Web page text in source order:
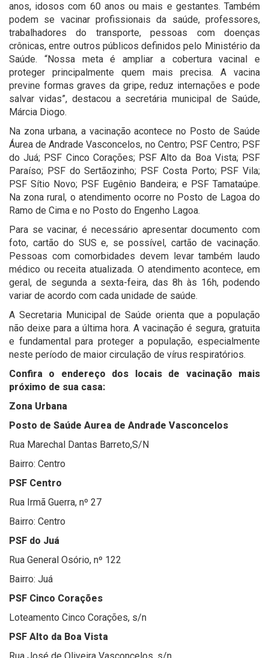
anos, idosos com 60 anos ou mais e gestantes. Também
podem se vacinar profissionais da saúde, professores,
trabalhadores do transporte, pessoas com doenças
crônicas, entre outros públicos definidos pelo Ministério da
Saúde. “Nossa meta é ampliar a cobertura vacinal e
proteger principalmente quem mais precisa. A vacina
previne formas graves da gripe, reduz internações e pode
salvar vidas”, destacou a secretária municipal de Saúde,
Márcia Diogo.
Na zona urbana, a vacinação acontece no Posto de Saúde
Áurea de Andrade Vasconcelos, no Centro; PSF Centro; PSF
do Juá; PSF Cinco Corações; PSF Alto da Boa Vista; PSF
Paraíso; PSF do Sertãozinho; PSF Costa Porto; PSF Vila;
PSF Sítio Novo; PSF Eugênio Bandeira; e PSF Tamataúpe.
Na zona rural, o atendimento ocorre no Posto de Lagoa do
Ramo de Cima e no Posto do Engenho Lagoa.
Para se vacinar, é necessário apresentar documento com
foto, cartão do SUS e, se possível, cartão de vacinação.
Pessoas com comorbidades devem levar também laudo
médico ou receita atualizada. O atendimento acontece, em
geral, de segunda a sexta-feira, das 8h às 16h, podendo
variar de acordo com cada unidade de saúde.
A Secretaria Municipal de Saúde orienta que a população
não deixe para a última hora. A vacinação é segura, gratuita
e fundamental para proteger a população, especialmente
neste período de maior circulação de vírus respiratórios.
Confira o endereço dos locais de vacinação mais
próximo de sua casa:
Zona Urbana
Posto de Saúde Aurea de Andrade Vasconcelos
Rua Marechal Dantas Barreto,S/N
Bairro: Centro
PSF Centro
Rua Irmã Guerra, nº 27
Bairro: Centro
PSF do Juá
Rua General Osório, nº 122
Bairro: Juá
PSF Cinco Corações
Loteamento Cinco Corações, s/n
PSF Alto da Boa Vista